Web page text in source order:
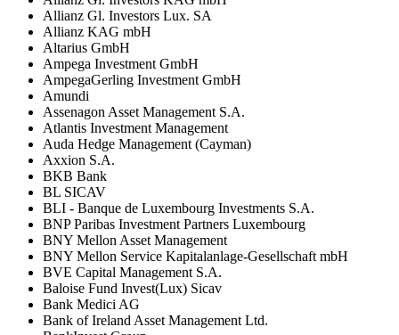
Allianz Gl. Investors Lux. SA
Allianz KAG mbH
Altarius GmbH
Ampega Investment GmbH
AmpegaGerling Investment GmbH
Amundi
Assenagon Asset Management S.A.
Atlantis Investment Management
Auda Hedge Management (Cayman)
Axxion S.A.
BKB Bank
BL SICAV
BLI - Banque de Luxembourg Investments S.A.
BNP Paribas Investment Partners Luxembourg
BNY Mellon Asset Management
BNY Mellon Service Kapitalanlage-Gesellschaft mbH
BVE Capital Management S.A.
Baloise Fund Invest(Lux) Sicav
Bank Medici AG
Bank of Ireland Asset Management Ltd.